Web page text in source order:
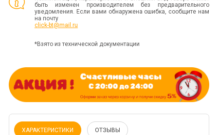
быть изменен производителем без предварительного
уведомления. Если вами обнаружена ошибка, сообщите нам
на почту
click-bt@mail.ru
*Взято из технической документации
ХАРАКТЕРИСТИКИ ОТЗЫВЫ